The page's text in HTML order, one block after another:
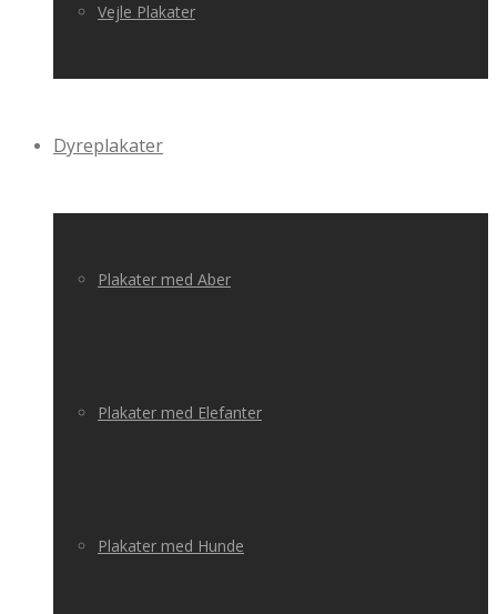
Vejle Plakater
Dyreplakater
Plakater med Aber
Plakater med Elefanter
Plakater med Hunde